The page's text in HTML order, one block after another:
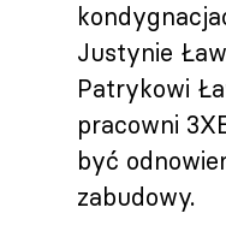
Justynie
Patrykowi
pracowni
być
zabudowy.